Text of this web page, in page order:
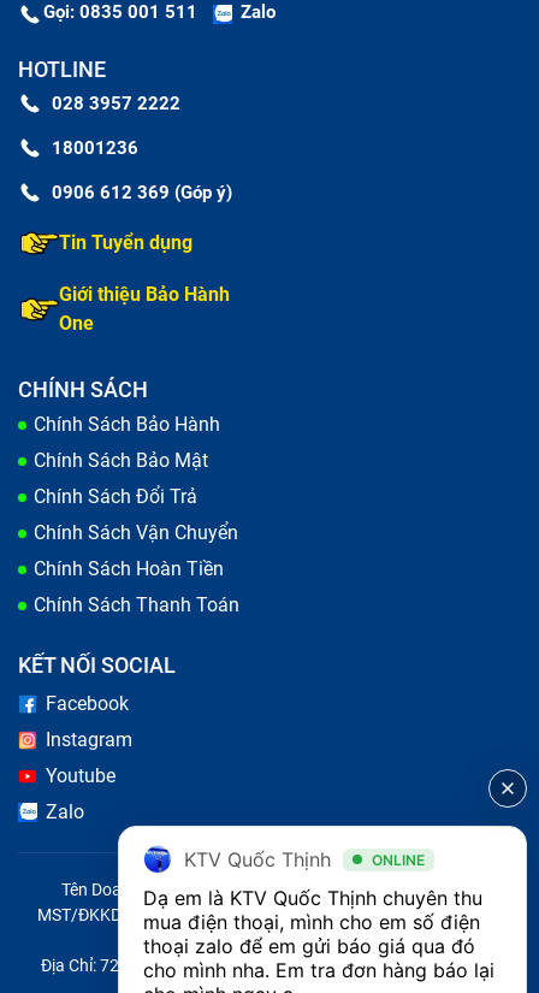
Gọi: 0835 001 511 Zalo
HOTLINE
028 3957 2222
18001236
0906 612 369 (Góp ý)
Tin Tuyển dụng
Giới thiệu Bảo Hành
One
CHÍNH SÁCH
Chính Sách Bảo Hành
Chính Sách Bảo Mật
Chính Sách Đổi Trả
Chính Sách Vận Chuyển
Chính Sách Hoàn Tiền
Chính Sách Thanh Toán
KẾT NỐI SOCIAL
Facebook
Instagram
Youtube
Zalo
Tên Doanh Nghiệp: CÔNG TY TNHH CITY ONE VIỆT NAM
MST/ĐKKD/QĐTL: 0316569346 do sở KHĐT TP.HCM cấp ngày
14/04/2023
Địa Chỉ: 721 Trường Chinh, Phường Tây Thạnh, Quận Tân Phú,
KTV Quốc Thịnh ONLINE
Dạ em là KTV Quốc Thịnh chuyên thu
mua điện thoại, mình cho em số điện
thoại zalo để em gửi báo giá qua đó
cho mình nha. Em tra đơn hàng báo lại